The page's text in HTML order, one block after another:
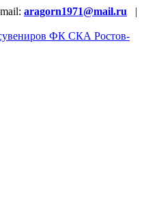
aragorn1971@mail.ru |
ФК СКА Ростов-